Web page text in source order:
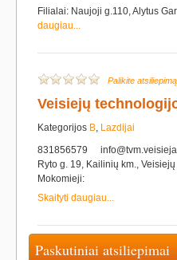
Filialai: Naujoji g.110, Alytus
daugiau...
Palikite atsiliepimą
Veisiejų
Kategorijos B, Lazdijai
831856579
Ryto g. 19, Kailinių km.,
Mokomieji:
Skaityti daugiau...
Paskutiniai atsiliepimai